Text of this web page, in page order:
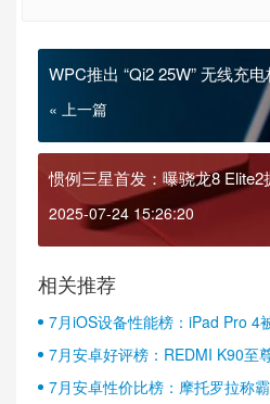
WPC推出 “Qi2 25W” 无线充
« 上一篇
惯例三星首发：曝骁龙8 Elite2
2025-07-24 15:26:20
相关推荐
7月iOS设备性能榜：iPad Pro 4
7月安卓好评榜：REDMI K90至
半壁江山
7月安卓性价比榜：摩托罗拉称